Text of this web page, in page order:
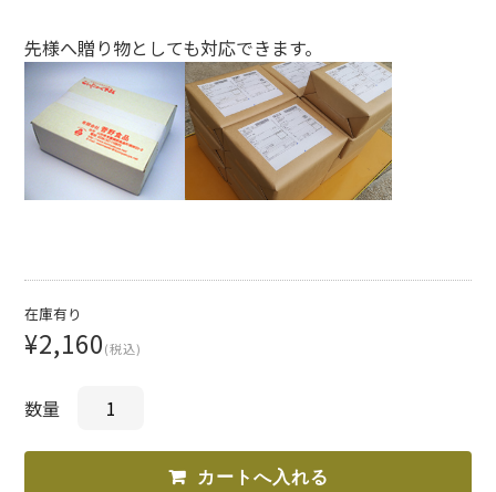
先様へ贈り物としても対応できます。
在庫有り
¥2,160(税込)
数量